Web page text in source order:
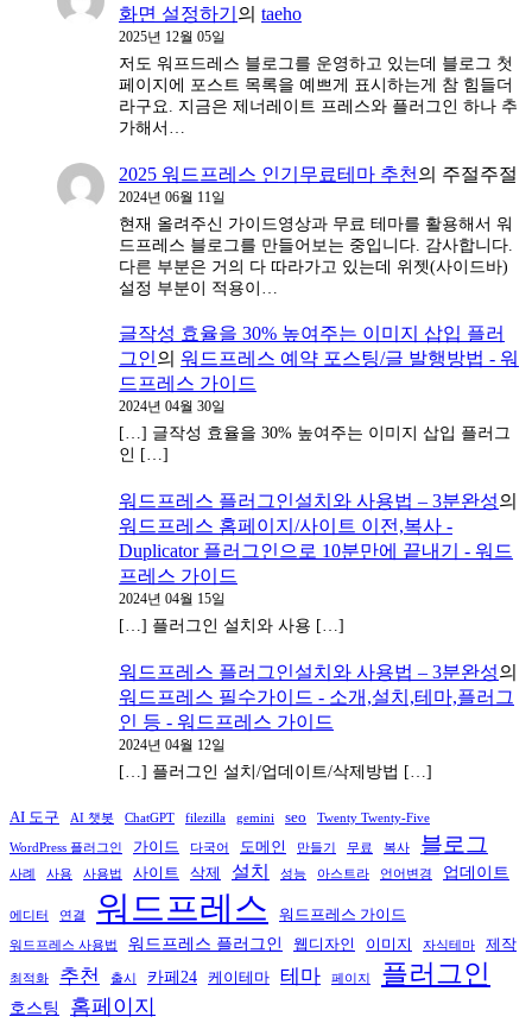
화면 설정하기 의 taeho
2025년 12월 05일
저도 워프드레스 블로그를 운영하고 있는데 블로그 첫
페이지에 포스트 목록을 예쁘게 표시하는게 참 힘들더
라구요. 지금은 제너레이트 프레스와 플러그인 하나 추
가해서…
2025 워드프레스 인기무료테마 추천 의 주절주절
2024년 06월 11일
현재 올려주신 가이드영상과 무료 테마를 활용해서 워
드프레스 블로그를 만들어보는 중입니다. 감사합니다.
다른 부분은 거의 다 따라가고 있는데 위젯(사이드바)
설정 부분이 적용이…
글작성 효율을 30% 높여주는 이미지 삽입 플러
그인의 워드프레스 예약 포스팅/글 발행방법 - 워
드프레스 가이드
2024년 04월 30일
[…] 글작성 효율을 30% 높여주는 이미지 삽입 플러그
인 […]
워드프레스 플러그인설치와 사용법 – 3분완성의
워드프레스 홈페이지/사이트 이전,복사 -
Duplicator 플러그인으로 10분만에 끝내기 - 워드
프레스 가이드
2024년 04월 15일
[…] 플러그인 설치와 사용 […]
워드프레스 플러그인설치와 사용법 – 3분완성의
워드프레스 필수가이드 - 소개,설치,테마,플러그
인 등 - 워드프레스 가이드
2024년 04월 12일
[…] 플러그인 설치/업데이트/삭제방법 […]
AI 도구 AI 챗봇 ChatGPT filezilla gemini seo Twenty Twenty-Five
WordPress 플러그인 가이드 다국어 도메인 만들기 무료 복사 블로그
사례 사용 사용법 사이트 삭제 설치 성능 아스트라 언어변경 업데이트
에디터 연결 워드프레스 워드프레스 가이드
워드프레스 사용법 워드프레스 플러그인 웹디자인 이미지 자식테마 제작
최적화 추천 출시 카페24 케이테마 테마 페이지 플러그인
호스팅 홈페이지